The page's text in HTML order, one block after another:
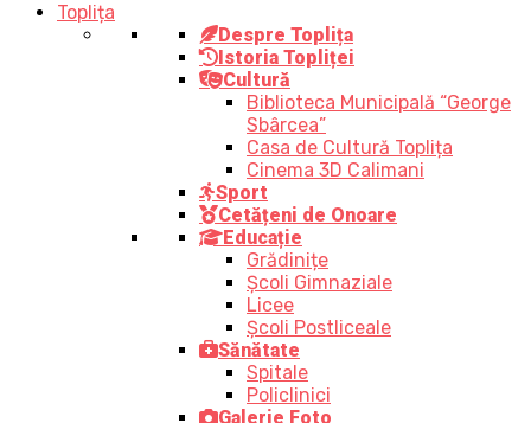
Toplița
Despre Toplița
Istoria Topliței
Cultură
Biblioteca Municipală “George
Sbârcea”
Casa de Cultură Toplița
Cinema 3D Calimani
Sport
Cetățeni de Onoare
Educație
Grădinițe
Școli Gimnaziale
Licee
Școli Postliceale
Sănătate
Spitale
Policlinici
Galerie Foto